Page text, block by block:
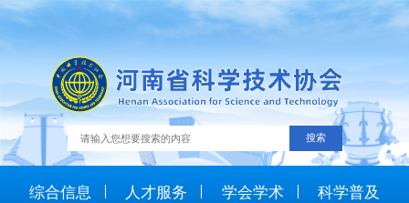
综合信息 人才服务 学会学术
科学普及